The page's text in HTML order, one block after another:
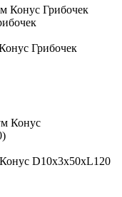
Грибочек
D10х3x50xL120